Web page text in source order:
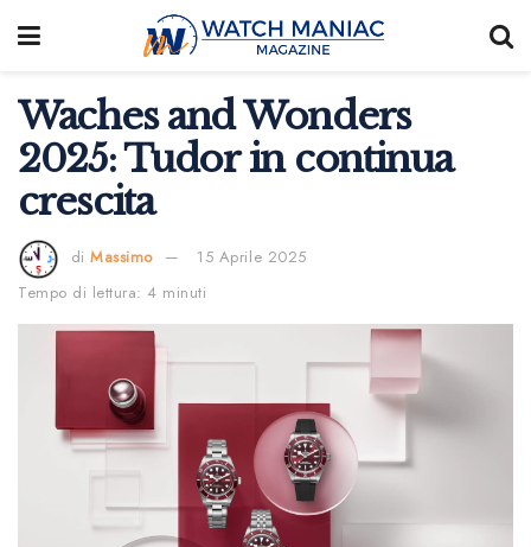
Waches and Wonders
2025: Tudor in continua
crescita
di Massimo
15 Aprile 2025
Tempo di lettura: 4 minuti